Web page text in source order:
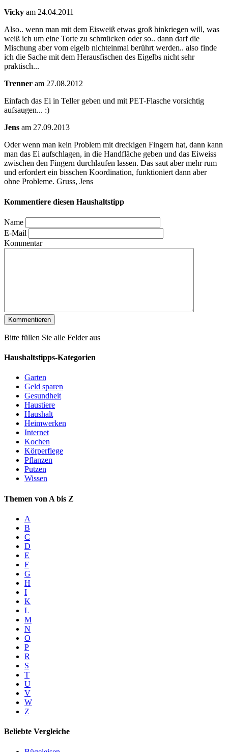
Vicky am 24.04.2011
Also.. wenn man mit dem Eisweiß etwas groß hinkriegen will, was
weiß ich um eine Torte zu schmücken oder so.. dann darf die
Mischung aber vom eigelb nichteinmal berührt werden.. also finde
ich die Sache mit dem Herausfischen des Eigelbs nicht sehr
praktisch...
Trenner am 27.08.2012
Einfach das Ei in Teller geben und mit PET-Flasche vorsichtig
aufsaugen... :)
Jens am 27.09.2013
Oder wenn man kein Problem mit dreckigen Fingern hat, dann kann
man das Ei aufschlagen, in die Handfläche geben und das Eiweiss
zwischen den Fingern durchlaufen lassen. Das saut aber mehr rum
und erfordert ein bisschen Koordination, funktioniert dann aber
ohne Probleme. Gruss, Jens
Kommentiere diesen Haushaltstipp
Name
E-Mail
Kommentar
Bitte füllen Sie alle Felder aus
Haushaltstipps-Kategorien
Garten
Geld sparen
Gesundheit
Haustiere
Haushalt
Heimwerken
Internet
Kochen
Körperflege
Pflanzen
Putzen
Wissen
Themen von A bis Z
A
B
C
D
E
F
G
H
I
K
L
M
N
O
P
R
S
T
U
V
W
Z
Beliebte Vergleiche